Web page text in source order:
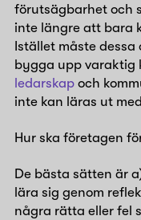
förutsägbarhet och
inte längre att bara
Istället måste
bygga upp varaktig
ledarskap och
inte kan läras ut
Hur ska företagen
De bästa sätten är
lära sig genom
några rätta eller fel